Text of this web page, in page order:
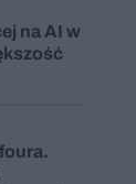
na AI w